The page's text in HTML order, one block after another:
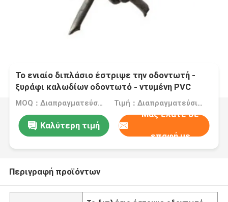
Το ενιαίο διπλάσιο έστριψε την οδοντωτή -
ξυράφι καλωδίων οδοντωτό - ντυμένη PVC
επιφάνεια καλωδίωνMOQ：Διαπραγματεύσιμος Τιμή：Διαπραγματεύσιμα
Καλύτερη τιμή
Μας ελάτε σε
επαφή με
Περιγραφή προϊόντων